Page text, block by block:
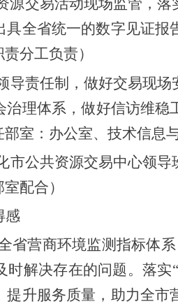
全省统一的数字见证报
分工负责）
导责任制， 做好交易现场
治理体系，做好信访维稳
室： 办公室、 技术信息
市公共资源交易中心领导
室配合）
感
省营商环境监测 指标体系
解决存在的问题。落
升服务质量，助力全市